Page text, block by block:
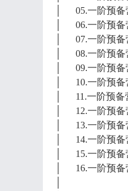
│ 05.一阶预备
│ 06.一阶预备
│ 07.一阶预备
│ 08.一阶预备
│ 09.一阶预备
│ 10.一阶预备
│ 11.一阶预备
│ 12.一阶预备
│ 13.一阶预备
│ 14.一阶预备
│ 15.一阶预备
│ 16.一阶预备